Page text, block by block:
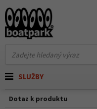
SLUŽBY
Dotaz k produktu